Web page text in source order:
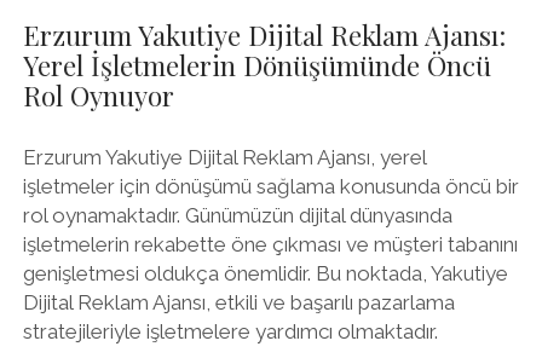
Erzurum Yakutiye Dijital Reklam Ajansı:
Yerel İşletmelerin Dönüşümünde Öncü
Rol Oynuyor
Erzurum Yakutiye Dijital Reklam Ajansı, yerel
işletmeler için dönüşümü sağlama konusunda öncü bir
rol oynamaktadır. Günümüzün dijital dünyasında
işletmelerin rekabette öne çıkması ve müşteri tabanını
genişletmesi oldukça önemlidir. Bu noktada, Yakutiye
Dijital Reklam Ajansı, etkili ve başarılı pazarlama
stratejileriyle işletmelere yardımcı olmaktadır.